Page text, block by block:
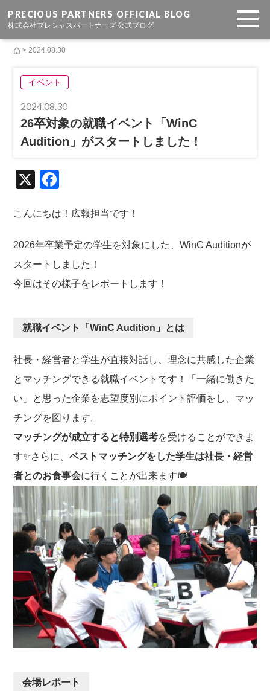
PRECIOUS PARTNERS OFFICIAL BLOG
株式会社プレシャスパートナーズ 公式ブログ
> 2024.08.30
イベント
2024.08.30
26卒対象の就職イベント「WinC
Audition」がスタートしました！
X
c
e
b
o
o
こんにちは！広報担当です！
2026年卒業予定の学生を対象にした、WinC Auditionが
スタートしました！
今回はその様子をレポートします！
就職イベント「WinC Audition」とは
社長・経営者と学生が直接対話し、理念に共感した企業
とマッチングできる就職イベントです！「一緒に働きた
い」と思った企業を志望度別にポイント評価をし、マッ
チングを図ります。
マッチングが成立すると特別選考を受けることができま
す✨さらに、ベストマッチングをした学生は社長・経営
者とのお食事会に行くことが出来ます🍽
会場レポート